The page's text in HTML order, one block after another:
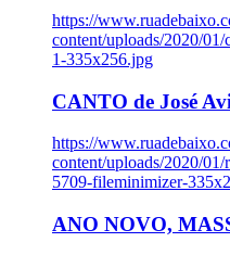
https://
content/uploads/2020/
1-335x256.jpg
CANTO de José
https://
content/uploads/2020/
5709-fileminimizer-
ANO NOVO,